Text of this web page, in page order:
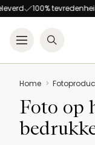
Open menu
Zoeken
100% tevredenheid
Home
Foto op